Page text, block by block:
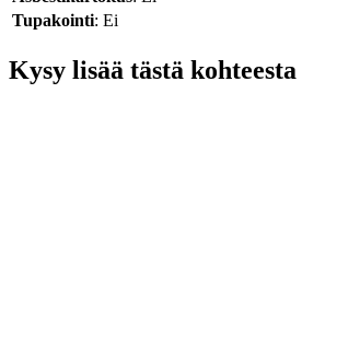
Tupakointi: Ei
Kysy lisää tästä kohteesta